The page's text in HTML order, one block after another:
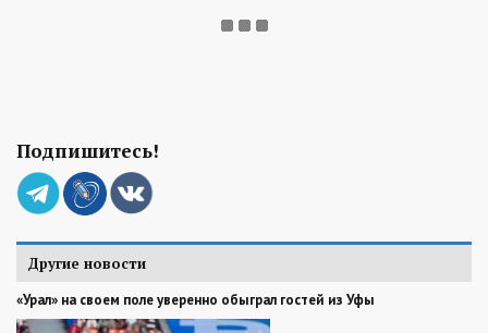
Подпишитесь!
Другие новости
«Урал» на своем поле уверенно обыграл гостей из Уфы